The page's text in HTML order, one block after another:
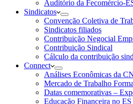
Auditório da Fecomércio-
Sindicatos
Convenção Coletiva de
Sindicatos filiados
Contribuição Negocial
Contribuição Sindical
Cálculo da contribuição
Connect
Análises Econômicas da
Mercado de Trabalho
Datas comemorativas –
Educação Financeira no ES